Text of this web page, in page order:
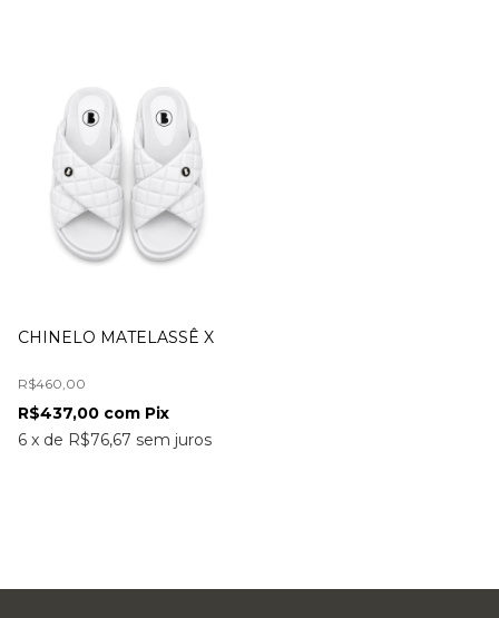
CHINELO MATELASSÊ X
R$460,00
6 x de R$76,67 sem juros
R$437,00 com Pix